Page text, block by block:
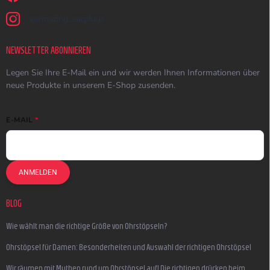
earmazing_earplugs
NEWSLETTER ABONNIEREN
Legen Sie Ihre E-Mail ein und wir werden Ihnen Informationen über
neue Produkte in unserem E-Shop zusenden.
E-MAIL
ANMELDEN
BLOG
Wie wählt man die richtige Größe von Ohrstöpseln?
Ohrstöpsel für Damen: Besonderheiten und Auswahl der richtigen Ohrstöpsel